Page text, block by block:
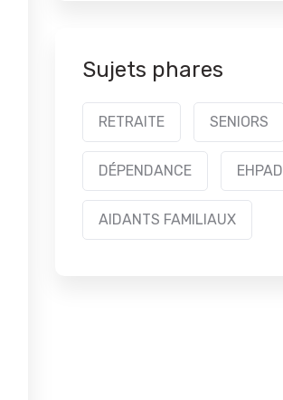
Sujets phares
RETRAITE SENIORS
DÉPENDANCE EHPAD
AIDANTS FAMILIAUX